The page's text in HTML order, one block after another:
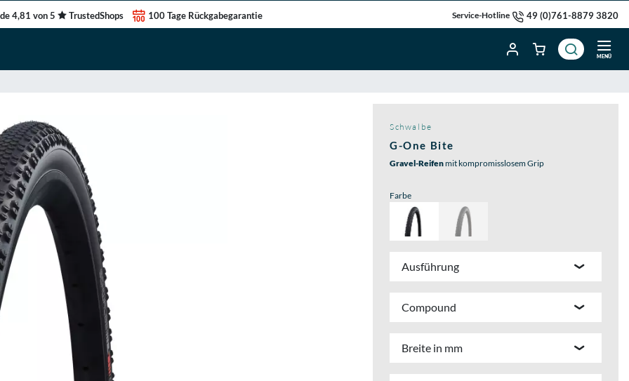
4,81 von 5 TrustedShops 100 Tage Rückgabegarantie Service-Hotline 49 (0)761-8879 3820
MENÜ
Schwalbe
G-One Bite
Gravel-Reifenmit kompromisslosem Grip
Farbe
Ausführung
Compound
Breite in mm